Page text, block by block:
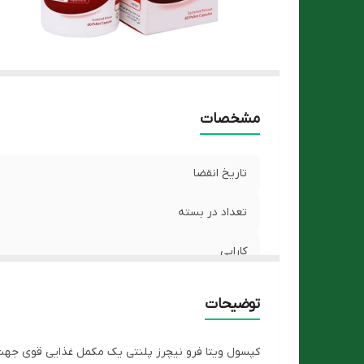
مشخصات
تاریخ انقضا
تعداد در بسته
کارایی
توضیحات
کپسول ویتا فرو نیچرز پلنتی یک مکمل غذایی قوی